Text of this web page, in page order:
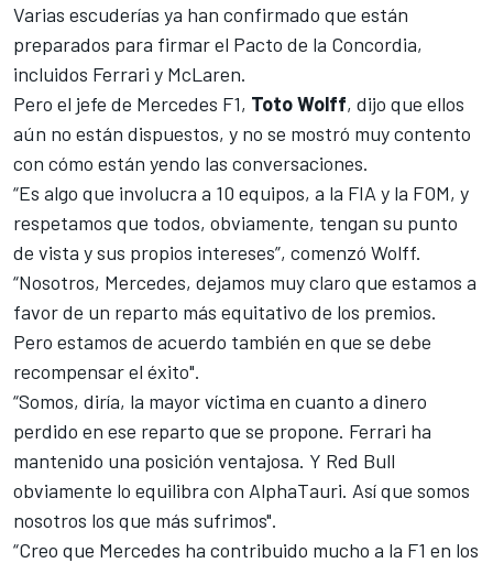
Varias escuderías ya han confirmado que están
preparados para firmar el Pacto de la Concordia,
incluidos Ferrari y McLaren.
Pero el jefe de Mercedes F1, Toto Wolff, dijo que ellos
aún no están dispuestos, y no se mostró muy contento
con cómo están yendo las conversaciones.
“Es algo que involucra a 10 equipos, a la FIA y la FOM, y
respetamos que todos, obviamente, tengan su punto
de vista y sus propios intereses”, comenzó Wolff.
“Nosotros, Mercedes, dejamos muy claro que estamos a
favor de un reparto más equitativo de los premios.
Pero estamos de acuerdo también en que se debe
recompensar el éxito".
“Somos, diría, la mayor víctima en cuanto a dinero
perdido en ese reparto que se propone. Ferrari ha
mantenido una posición ventajosa. Y Red Bull
obviamente lo equilibra con AlphaTauri. Así que somos
nosotros los que más sufrimos".
“Creo que Mercedes ha contribuido mucho a la F1 en los